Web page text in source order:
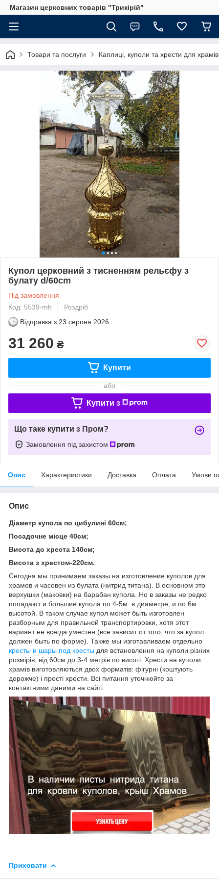
Магазин церковних товарів "Трикірій"
Товари та послуги Каплиці, куполи та хрести для храмів
Купол церковний з тисненням рельєфу з
булату d/60cm
Під замовлення
Код: 5539-mh
Роздріб
Відправка з 23 серпня 2026
31 260 ₴
Купити
або
Купити з
Що таке купити з Пром?
Замовлення під захистом
Опис Характеристики Доставка Оплата Умови
Опис
Діаметр купола по цибулині 60см;
Посадочне місце 40см;
Висота до хреста 140см;
Висота з хрестом-220см.
Сегодня мы принимаем заказы на изготовление куполов для
храмов и часовен из булата (нитрид титана). В основном это
верхушки (маковки) на барабан купола. Но в заказы не редко
попадают и большие купола по 4-5м. в диаметре, и по 6м
высотой. В таком случае купол может быть изготовлен
разборным для правильной транспортировки, хотя этот
вариант не всегда уместен (все зависит от того, что за купол
должен быть по форме). Также мы изготавливаем отдельно
кресты и шары под кресты для встановлення на куполи різних
розмірів, від 60см до 3-4 метрів по висоті. Хрести на куполи
храмів виготовляються двох форматів: фігурні (коштують
дорожче) і прості хрести. Всі питання уточнюйте за
контактними даними на сайті.
Приховати